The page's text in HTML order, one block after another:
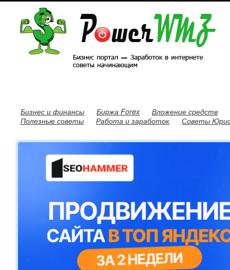
Бизнес и финансы Биржа Forex
Вложение средств
Полезные советы
Работа и заработок Советы